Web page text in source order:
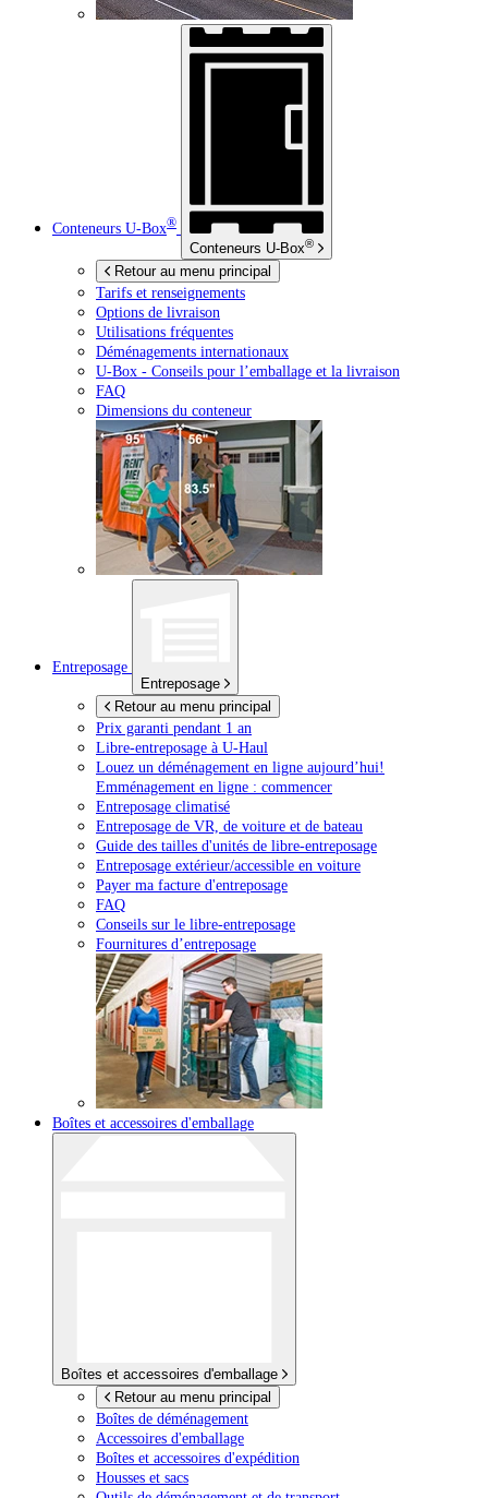
Conteneurs U-Box®
Conteneurs U-Box®
Retour au menu principal
Tarifs et renseignements
Options de livraison
Utilisations fréquentes
Déménagements internationaux
U-Box - Conseils pour l’emballage et la livraison
FAQ
Dimensions du conteneur
Entreposage
Entreposage
Retour au menu principal
Prix garanti pendant 1 an
Libre-entreposage à U-Haul
Louez un déménagement en ligne aujourd’hui!
Emménagement en ligne : commencer
Entreposage climatisé
Entreposage de VR, de voiture et de bateau
Guide des tailles d'unités de libre-entreposage
Entreposage extérieur/accessible en voiture
Payer ma facture d'entreposage
FAQ
Conseils sur le libre-entreposage
Fournitures d’entreposage
Boîtes et accessoires d'emballage
Boîtes et accessoires d'emballage
Retour au menu principal
Boîtes de déménagement
Accessoires d'emballage
Boîtes et accessoires d'expédition
Housses et sacs